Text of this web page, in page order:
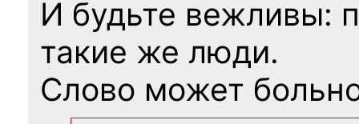
И будьте вежливы:
такие же люди.
Слово может